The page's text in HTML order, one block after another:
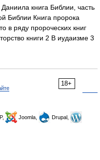
книга Библии, часть
Библии Книга пророка
в ряду пророческих книг
книги 2 В иудаизме 3
18+
Joomla,
Drupal,